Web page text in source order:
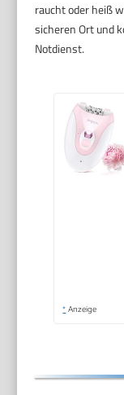
raucht oder heiß
sicheren Ort und
Notdienst.
* Anzeige